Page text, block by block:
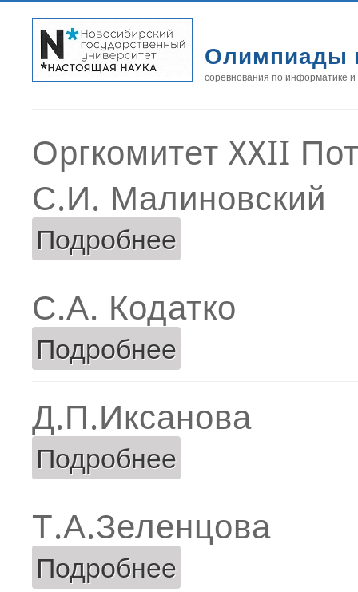
Олимпиады
соревнования по информатике
Оргкомитет XXII
С.И. Малиновский
Подробнее
С.А. Кодатко
Подробнее
Д.П.Иксанова
Подробнее
Т.А.Зеленцова
Подробнее